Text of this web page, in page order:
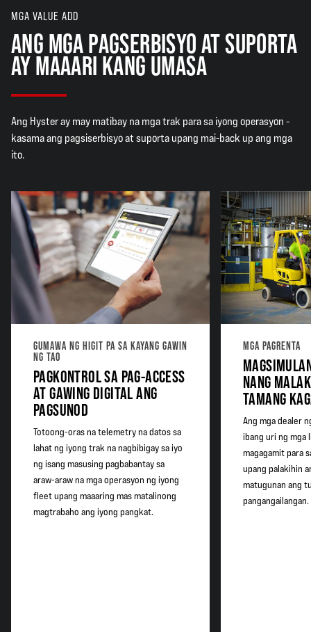
MGA VALUE ADD
ANG MGA PAGSERBISYO AT SUPORTA
AY MAAARI KANG UMASA
Ang Hyster ay may matibay na mga trak para sa iyong operasyon -
kasama ang pagsiserbisyo at suporta upang mai-back up ang mga
ito.
GUMAWA NG HIGIT PA SA KAYANG GAWIN
NG TAO
PAGKONTROL SA PAG-ACCESS
AT GAWING DIGITAL ANG
PAGSUNOD
Totoong-oras na telemetry na datos sa
lahat ng iyong trak na nagbibigay sa iyo
ng isang masusing pagbabantay sa
araw-araw na mga operasyon ng iyong
fleet upang maaaring mas matalinong
magtrabaho ang iyong pangkat.
MGA PAGRENTA
NANG
TAMANG
Ang mga dealer
ibang uri ng mga
magagamit para
upang palakihin
matugunan ang
pangangailangan.